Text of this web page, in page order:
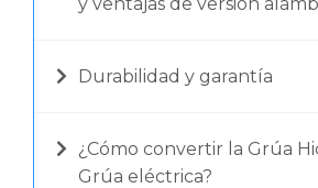
Durabilidad y garantía
¿Cómo convertir la Grúa
Grúa eléctrica?